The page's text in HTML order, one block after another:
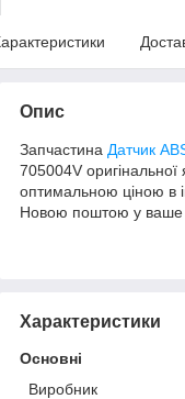
Опис
Запчастина Датчик
705004V оригінальної
оптимальною ціною в
Новою поштою у ваше
Характеристики
Основні
Виробник